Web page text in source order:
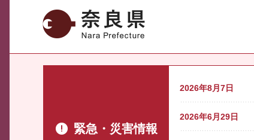
奈良県
緊急・災害情報
2026年8月7日
2026年6月29日